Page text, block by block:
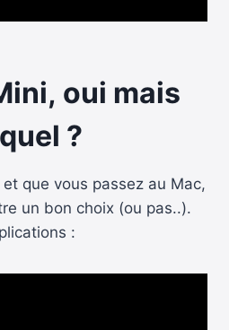
oui mais
?
que vous passez au Mac,
un bon choix (ou pas..).
: